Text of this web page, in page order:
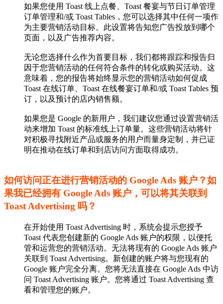
如果您使用 Toast 线上点餐、Toast 餐宴与节日订单管理
订单管理和/或 Toast Tables，您可以选择其中任何一项作
为主要营销活动目标。此设置将告知您广告投放到哪个
页面，以及广告推荐内容。
无论您选择什么作为首要目标，我们都将跟踪和报告归
因于您营销活动的任何符合条件的转化或购买活动。这
意味着，您的报告将始终显示您的营销活动如何促成
Toast 在线订单、Toast 在线餐宴订单和/或 Toast Tables 预
订，以及预计的店内销售额。
如果您是 Google 的新用户，我们建议您通过设置营销活
动来增加 Toast 的标准线上订单量。这些营销活动将针
对积极寻找附近产品或服务的用户而量身定制，并已证
明在推动在线订单和到店访问方面取得成功。
如何访问正在进行营销活动的 Google Ads 账户？如
果我已经拥有 Google Ads 账户，可以将其关联到
Toast Advertising 吗？
在开始使用 Toast Advertising 时，系统会提示您授予
Toast 代表您创建新的 Google Ads 账户的权限，以便托
管和运营您的营销活动。无法将现有的 Google Ads 账户
关联到 Toast Advertising。新创建的账户将与您现有的
Google 账户完全分离。您将无法直接在 Google Ads 中访
问 Toast Advertising 账户。您将通过 Toast Advertising 查
看和管理您的账户。